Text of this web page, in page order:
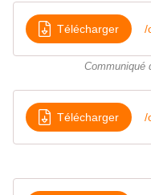
Télécharger
Communiqué
Télécharger /